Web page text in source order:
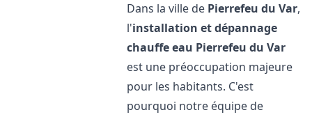
Dans la ville de Pierrefeu du Var,
l'installation et dépannage
chauffe eau Pierrefeu du Var
est une préoccupation majeure
pour les habitants. C'est
pourquoi notre équipe de